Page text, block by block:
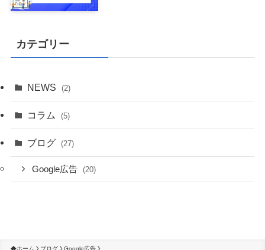
カテゴリー
NEWS (2)
コラム (5)
ブログ (27)
Google広告 (20)
ホーム ブログ Google広告